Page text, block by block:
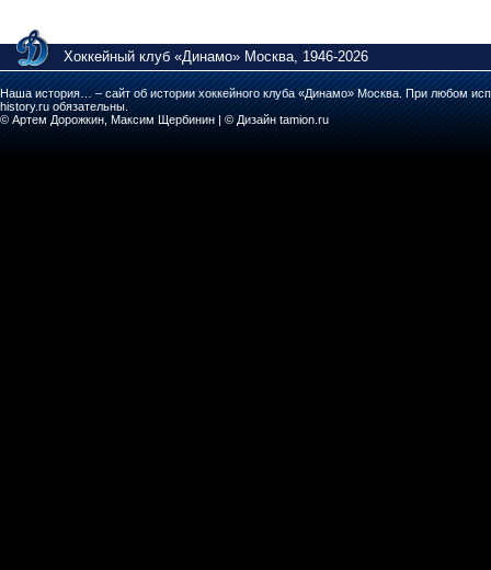
Хоккейный клуб «Динамо» Москва, 1946-2026
Наша история… – сайт об истории хоккейного клуба «Динамо» Москва. При любом
history.ru обязательны.
© Артем Дорожкин, Максим Щербинин | © Дизайн tamion.ru